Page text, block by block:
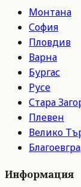
Монтана
София
Пловдив
Варна
Бургас
Русе
Стара
Плевен
Велико
Информация